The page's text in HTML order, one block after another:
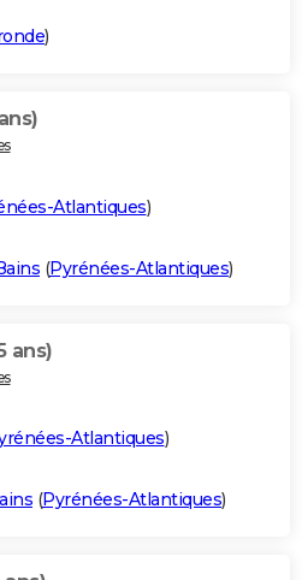
)
Atlantiques)
(Pyrénées-Atlantiques)
ans)
Atlantiques)
(Pyrénées-Atlantiques)